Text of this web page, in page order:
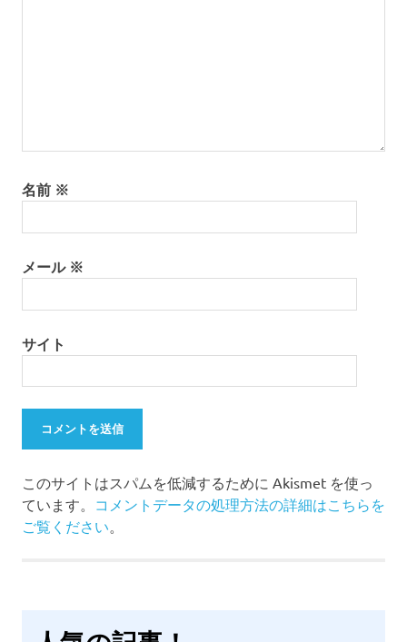
名前 ※
メール ※
サイト
このサイトはスパムを低減するために Akismet を使っ
ています。 コメントデータの処理方法の詳細はこちらを
ご覧ください。